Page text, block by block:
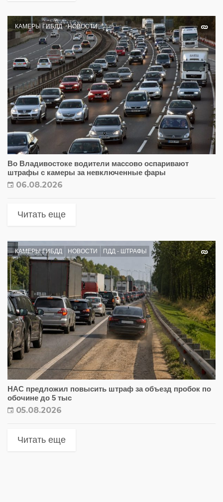
КАМЕРЫ ГИБДД НОВОСТИ
Во Владивостоке водители массово оспаривают
штрафы с камеры за невключенные фары
06.08.2026
Читать еще
КАМЕРЫ ГИБДД НОВОСТИ ПДД - ШТРАФЫ
НАС предложил повысить штраф за объезд пробок по
обочине до 5 тыс
05.08.2026
Читать еще